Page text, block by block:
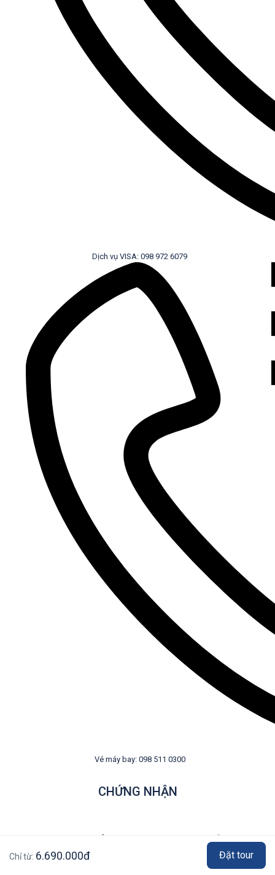
Chỉ từ: 6.690.000đ Đặt tour
Dịch vụ VISA: 098 972 6079
Vé máy bay: 098 511 0300
CHỨNG NHẬN
CHẤP NHẬN THANH TOÁN